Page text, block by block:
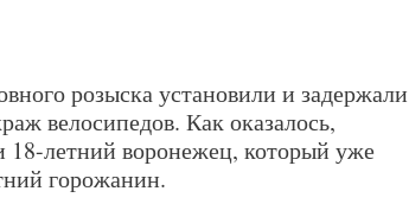
розыска установили и задержали
велосипедов. Как оказалось,
летний воронежец, который уже
горожанин.